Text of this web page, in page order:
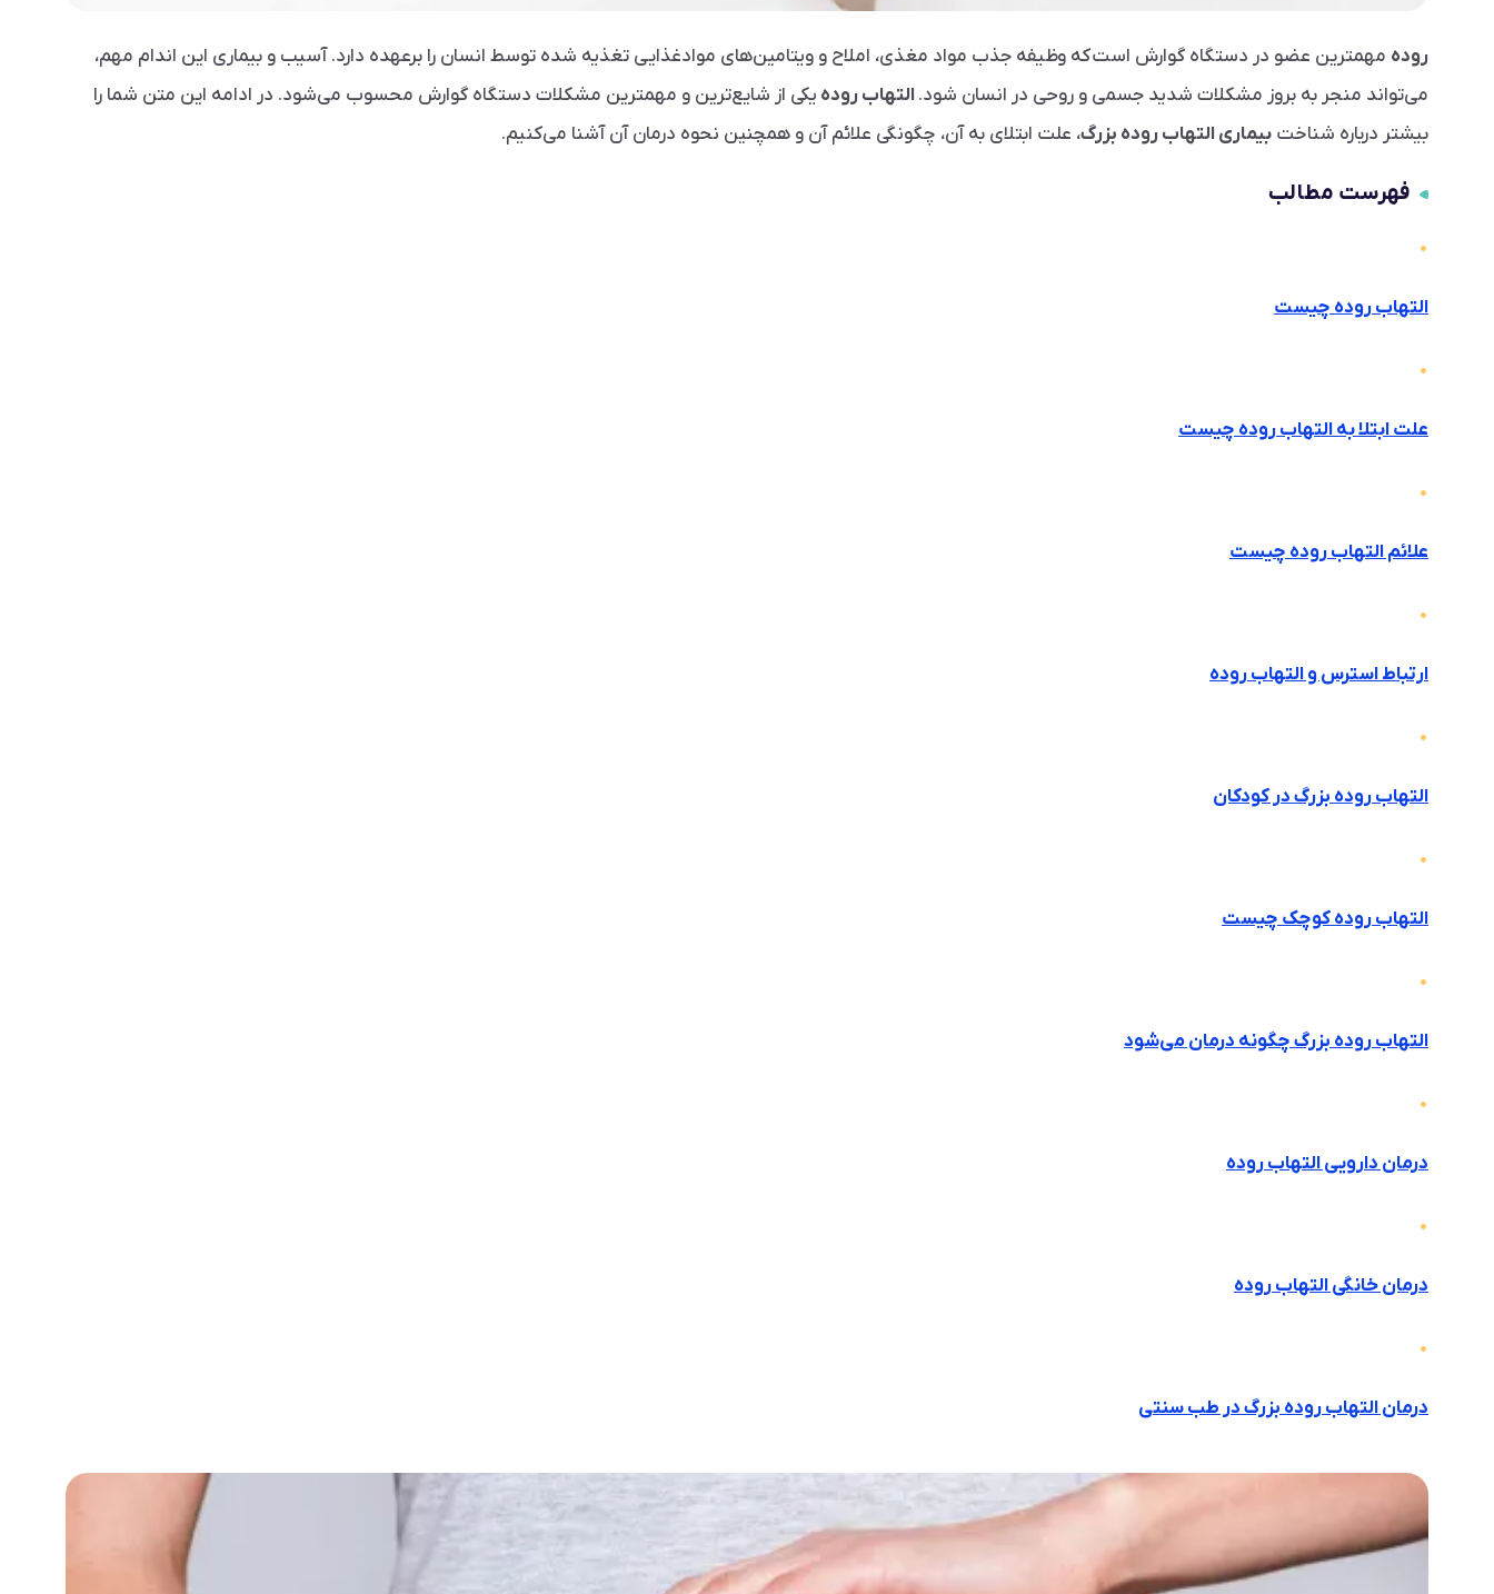
روده مهمترین عضو در دستگاه گوارش است که وظیفه جذب مواد مغذی، املاح و ویتامین‌های موادغذایی تغذیه شده توسط انسان را برعهده دارد. آسیب و بیماری این اندام مهم،
می‌تواند منجر به بروز مشکلات شدید جسمی و روحی در انسان شود. التهاب روده یکی از شایع‌ترین و مهمترین مشکلات دستگاه گوارش محسوب می‌شود. در ادامه این متن شما را
بیشتر درباره شناخت بیماری التهاب روده بزرگ، علت ابتلای به آن، چگونگی علائم آن و همچنین نحوه درمان آن آشنا می‌کنیم.
فهرست مطالب
التهاب روده چیست
علت ابتلا به التهاب روده چیست
علائم التهاب روده چیست
ارتباط استرس و التهاب روده
التهاب روده بزرگ در کودکان
التهاب روده کوچک چیست
التهاب روده بزرگ چگونه درمان می‌شود
درمان دارویی التهاب روده
درمان خانگی التهاب روده
درمان التهاب روده بزرگ در طب سنتی